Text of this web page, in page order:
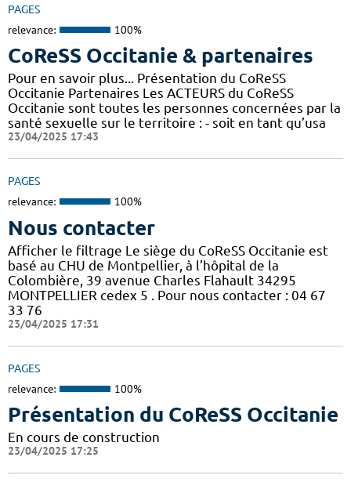
PAGES
relevance: 100%
CoReSS Occitanie & partenaires
Pour en savoir plus... Présentation du CoReSS
Occitanie Partenaires Les ACTEURS du CoReSS
Occitanie sont toutes les personnes concernées par la
santé sexuelle sur le territoire : - soit en tant qu’usa
23/04/2025 17:43
PAGES
relevance: 100%
Nous contacter
Afficher le filtrage Le siège du CoReSS Occitanie est
basé au CHU de Montpellier, à l’hôpital de la
Colombière, 39 avenue Charles Flahault 34295
MONTPELLIER cedex 5 . Pour nous contacter : 04 67
33 76
23/04/2025 17:31
PAGES
relevance: 100%
Présentation du CoReSS Occitanie
En cours de construction
23/04/2025 17:25